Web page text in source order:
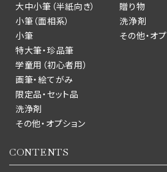
大中小筆（半紙向き）
小筆（面相系）
小筆
特大筆・珍品筆
学童用（初心者用）
画筆・絵てがみ
限定品・セット品
洗浄剤
その他・オプション
贈り物
洗浄剤
その他・オ
CONTENTS